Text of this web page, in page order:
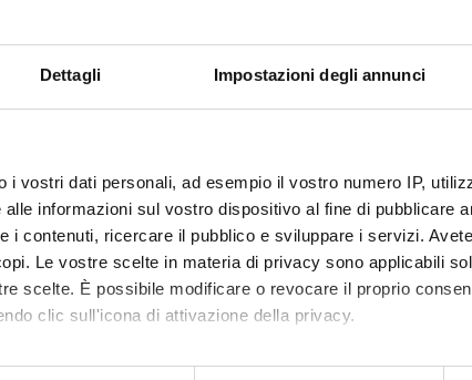
Dettagli Impostazioni degli annunci
i vostri dati personali, ad esempio il vostro numero IP,
informazioni sul vostro dispositivo al fine di pubblicare
i contenuti, ricercare il pubblico e sviluppare i servizi.
Le vostre scelte in materia di privacy sono applicabili
scelte. È possibile modificare o revocare il proprio
clic sull'icona di attivazione della privacy.